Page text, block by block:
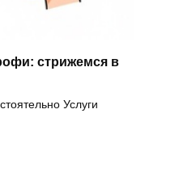
стрижемся в
Услуги